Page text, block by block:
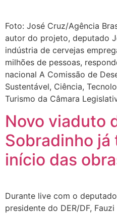
Foto: José Cruz/Agência
autor do projeto, deputado
indústria de cervejas
milhões de pessoas,
nacional A Comissão de
Sustentável, Ciência,
Turismo da Câmara
Novo viaduto
Sobradinho já
início das
Durante live com o
presidente do DER/DF,